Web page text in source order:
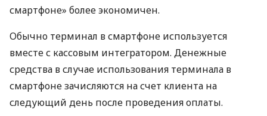
смартфоне» более экономичен.
Обычно терминал в смартфоне используется
вместе с кассовым интегратором. Денежные
средства в случае использования терминала в
смартфоне зачисляются на счет клиента на
следующий день после проведения оплаты.